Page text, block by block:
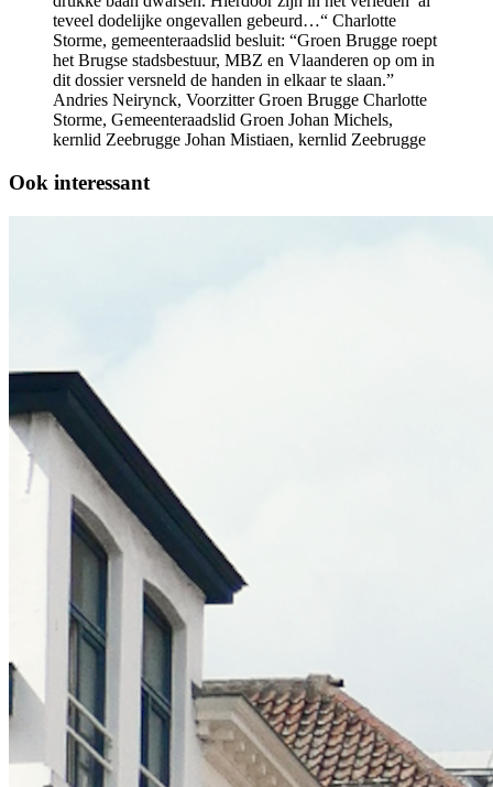
teveel dodelijke ongevallen gebeurd…“ Charlotte
Storme, gemeenteraadslid besluit: “Groen Brugge roept
het Brugse stadsbestuur, MBZ en Vlaanderen op om in
dit dossier versneld de handen in elkaar te slaan.”
Andries Neirynck, Voorzitter Groen Brugge Charlotte
Storme, Gemeenteraadslid Groen Johan Michels,
kernlid Zeebrugge Johan Mistiaen, kernlid Zeebrugge
Ook interessant